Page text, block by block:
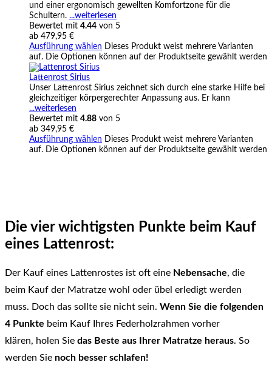
und einer ergonomisch gewellten Komfortzone für die
Schultern. ...weiterlesen
Bewertet mit 4.44 von 5
ab 479,95 €
Ausführung wählen
Dieses Produkt weist mehrere Varianten
auf. Die Optionen können auf der Produktseite gewählt werden
Lattenrost Sirius
Unser Lattenrost Sirius zeichnet sich durch eine starke Hilfe bei
gleichzeitiger körpergerechter Anpassung aus. Er kann
...weiterlesen
Bewertet mit 4.88 von 5
ab 349,95 €
Ausführung wählen
Dieses Produkt weist mehrere Varianten
auf. Die Optionen können auf der Produktseite gewählt werden
Die vier wichtigsten Punkte beim Kauf
eines Lattenrost:
Der Kauf eines Lattenrostes ist oft eine Nebensache, die
beim Kauf der Matratze wohl oder übel erledigt werden
muss. Doch das sollte sie nicht sein. Wenn Sie die folgenden
4 Punkte beim Kauf Ihres Federholzrahmen vorher
klären, holen Sie das Beste aus Ihrer Matratze heraus. So
werden Sie noch besser schlafen!